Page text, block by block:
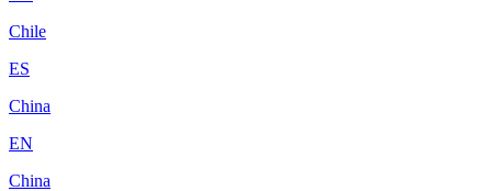
Chile
ES
China
EN
China